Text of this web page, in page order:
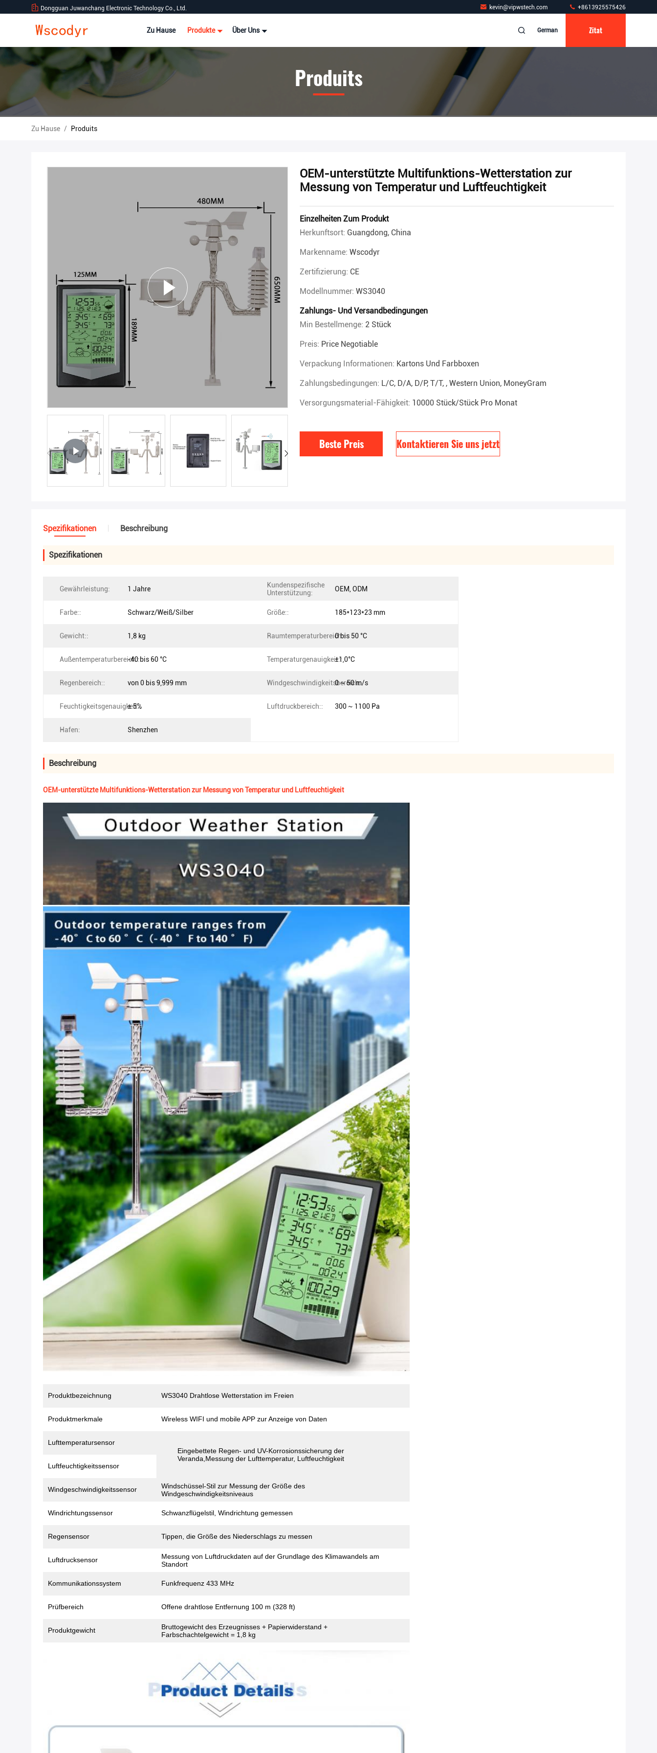
Dongguan Juwanchang Electronic Technology Co., Ltd. kevin@vipwstech.com +8613925575426
Zu Hause Produkte Über Uns German Zitat
Produits
Zu Hause / Produits
OEM-unterstützte Multifunktions-Wetterstation zur
Messung von Temperatur und Luftfeuchtigkeit
Einzelheiten Zum Produkt
Herkunftsort: Guangdong, China
Markenname: Wscodyr
Zertifizierung: CE
Modellnummer: WS3040
Zahlungs- Und Versandbedingungen
Min Bestellmenge: 2 Stück
Preis: Price Negotiable
Verpackung Informationen: Kartons Und Farbboxen
Zahlungsbedingungen: L/C, D/A, D/P, T/T, , Western Union, MoneyGram
Versorgungsmaterial-Fähigkeit: 10000 Stück/Stück Pro Monat
Beste Preis Kontaktieren Sie uns jetzt
Spezifikationen Beschreibung
Spezifikationen
Gewährleistung: 1 Jahre
Kundenspezifische
Unterstützung:
OEM, ODM
Farbe:: Schwarz/Weiß/Silber Größe:: 185*123*23 mm
Gewicht:: 1,8 kg Raumtemperaturbereich::0 bis 50 °C
Außentemperaturbereich::-40 bis 60 °C Temperaturgenauigkeit::±1,0°C
Regenbereich:: von 0 bis 9,999 mm Windgeschwindigkeitsbereich:
0 ~ 50 m/s
Feuchtigkeitsgenauigkeit::
± 5% Luftdruckbereich:: 300 ~ 1100 Pa
Hafen: Shenzhen
Beschreibung
OEM-unterstützte Multifunktions-Wetterstation zur Messung von Temperatur und Luftfeuchtigkeit
Produktbezeichnung WS3040 Drahtlose Wetterstation im Freien
Produktmerkmale Wireless WIFI und mobile APP zur Anzeige von Daten
Lufttemperatursensor
Eingebettete Regen- und UV-Korrosionssicherung der
Veranda,Messung der Lufttemperatur, Luftfeuchtigkeit
Luftfeuchtigkeitssensor
Windgeschwindigkeitssensor
Windschüssel-Stil zur Messung der Größe des
Windgeschwindigkeitsniveaus
Windrichtungssensor Schwanzflügelstil, Windrichtung gemessen
Regensensor Tippen, die Größe des Niederschlags zu messen
Luftdrucksensor
Messung von Luftdruckdaten auf der Grundlage des Klimawandels am
Standort
Kommunikationssystem Funkfrequenz 433 MHz
Prüfbereich Offene drahtlose Entfernung 100 m (328 ft)
Produktgewicht
Bruttogewicht des Erzeugnisses + Papierwiderstand +
Farbschachtelgewicht = 1,8 kg